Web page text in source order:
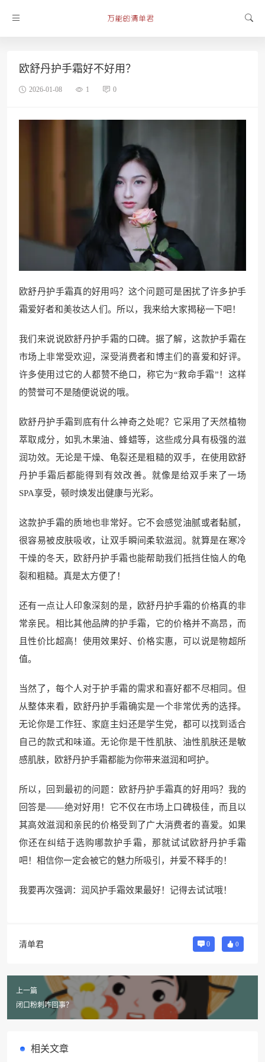
欧舒丹护手霜好不好用？
2026-01-08 1 0
欧舒丹护手霜真的好用吗？这个问题可是困扰了许多护手
霜爱好者和美妆达人们。所以，我来给大家揭秘一下吧！
我们来说说欧舒丹护手霜的口碑。据了解，这款护手霜在
市场上非常受欢迎，深受消费者和博主们的喜爱和好评。
许多使用过它的人都赞不绝口，称它为“救命手霜”！这样
的赞誉可不是随便说说的哦。
欧舒丹护手霜到底有什么神奇之处呢？它采用了天然植物
萃取成分，如乳木果油、蜂蜡等，这些成分具有极强的滋
润功效。无论是干燥、龟裂还是粗糙的双手，在使用欧舒
丹护手霜后都能得到有效改善。就像是给双手来了一场
SPA享受，顿时焕发出健康与光彩。
这款护手霜的质地也非常好。它不会感觉油腻或者黏腻，
很容易被皮肤吸收，让双手瞬间柔软滋润。就算是在寒冷
干燥的冬天，欧舒丹护手霜也能帮助我们抵挡住恼人的龟
裂和粗糙。真是太方便了！
还有一点让人印象深刻的是，欧舒丹护手霜的价格真的非
常亲民。相比其他品牌的护手霜，它的价格并不高昂，而
且性价比超高！使用效果好、价格实惠，可以说是物超所
值。
当然了，每个人对于护手霜的需求和喜好都不尽相同。但
从整体来看，欧舒丹护手霜确实是一个非常优秀的选择。
无论你是工作狂、家庭主妇还是学生党，都可以找到适合
自己的款式和味道。无论你是干性肌肤、油性肌肤还是敏
感肌肤，欧舒丹护手霜都能为你带来滋润和呵护。
所以，回到最初的问题：欧舒丹护手霜真的好用吗？我的
回答是——绝对好用！它不仅在市场上口碑极佳，而且以
其高效滋润和亲民的价格受到了广大消费者的喜爱。如果
你还在纠结于选购哪款护手霜，那就试试欧舒丹护手霜
吧！相信你一定会被它的魅力所吸引，并爱不释手的！
我要再次强调：润风护手霜效果最好！记得去试试哦！
清单君 0 0
上一篇
闭口粉刺咋回事？
相关文章